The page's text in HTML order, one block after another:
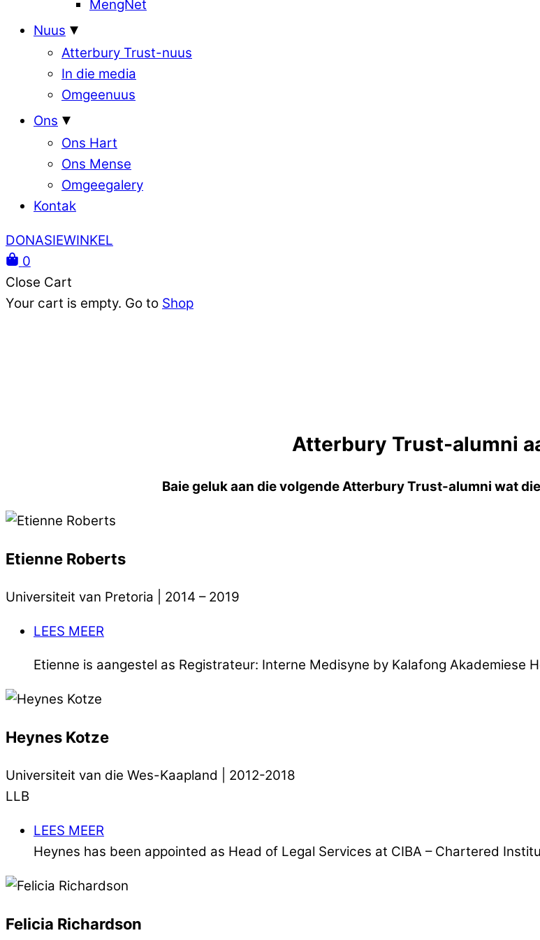
MengNet
Nuus
Atterbury Trust-nuus
In die media
Omgeenuus
Ons
Ons Hart
Ons Mense
Omgeegalery
Kontak
DONASIEWINKEL
0
Close Cart
Your cart is empty. Go to Shop
Atterbury Trust-alumni
Baie geluk aan die volgende Atterbury Trust-alumni wat
Etienne Roberts
Universiteit van Pretoria | 2014 – 2019
LEES MEER
Etienne is aangestel as Registrateur: Interne Medisyne by Kalafong Akademiese
Heynes Kotze
Universiteit van die Wes-Kaapland | 2012-2018
LLB
LEES MEER
Heynes has been appointed as Head of Legal Services at CIBA – Chartered
Felicia Richardson